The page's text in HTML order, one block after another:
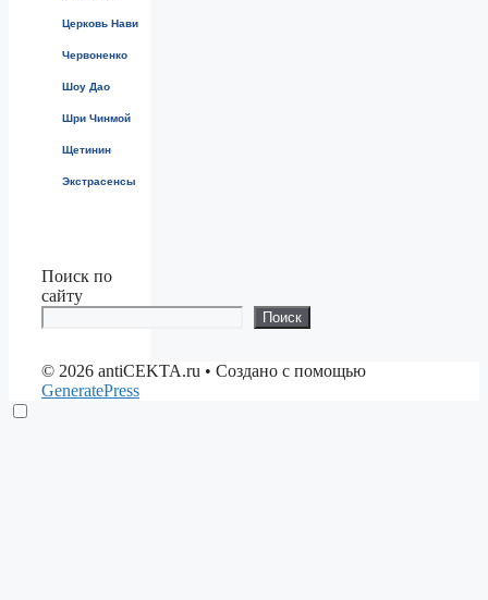
Церковь Нави
Червоненко
Шоу Дао
Шри Чинмой
Щетинин
Экстрасенсы
Поиск по
сайту
Поиск
© 2026 antiCEKTA.ru • Создано с помощью
GeneratePress